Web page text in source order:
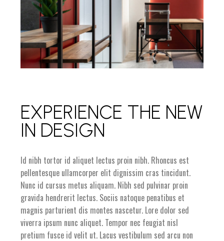
EXPERIENCE THE NEW
IN DESIGN
Id nibh tortor id aliquet lectus proin nibh. Rhoncus est
pellentesque ullamcorper elit dignissim cras tincidunt.
Nunc id cursus metus aliquam. Nibh sed pulvinar proin
gravida hendrerit lectus. Sociis natoque penatibus et
magnis parturient dis montes nascetur. Lore dolor sed
viverra ipsum nunc aliquet. Tempor nec feugiat nisl
pretium fusce id velit ut. Lacus vestibulum sed arcu non